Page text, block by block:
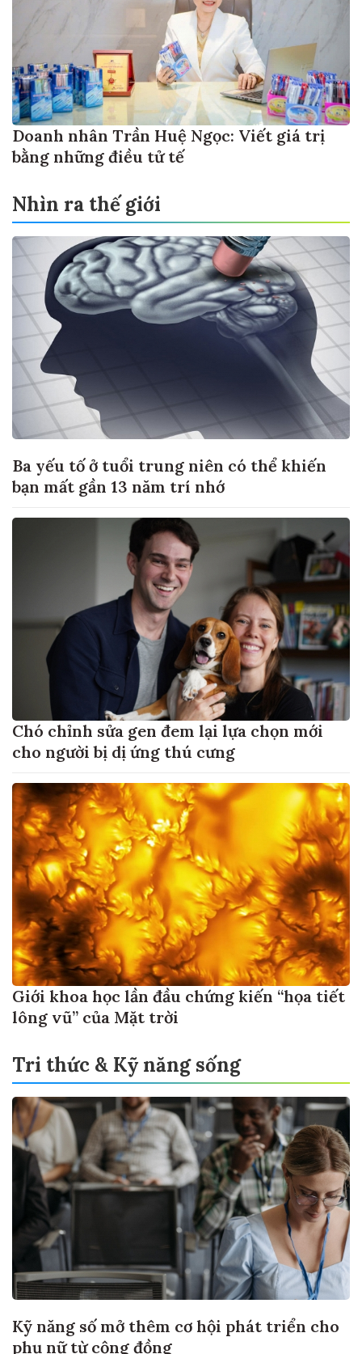
Doanh nhân Trần Huệ Ngọc: Viết giá trị
bằng những điều tử tế
Nhìn ra thế giới
Ba yếu tố ở tuổi trung niên có thể khiến
bạn mất gần 13 năm trí nhớ
Chó chỉnh sửa gen đem lại lựa chọn mới
cho người bị dị ứng thú cưng
Giới khoa học lần đầu chứng kiến “họa tiết
lông vũ” của Mặt trời
Tri thức & Kỹ năng sống
Kỹ năng số mở thêm cơ hội phát triển cho
phụ nữ từ cộng đồng